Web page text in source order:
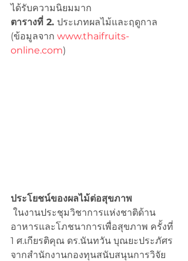
ได้รับความนิยมมาก
ตารางที่ 2. ประเภทผลไม้และฤดูกาล
(ข้อมูลจาก www.thaifruits-
online.com)
ประโยชน์ของผลไม้ต่อสุขภาพ
อาหารและโภชนาการเพื่อสุขภาพ ครั้งที่
1 ศ.เกียรติคุณ ดร.นันทวัน บุณยะประภัศร
จากสำนักงานกองทุนสนับสนุนการวิจัย